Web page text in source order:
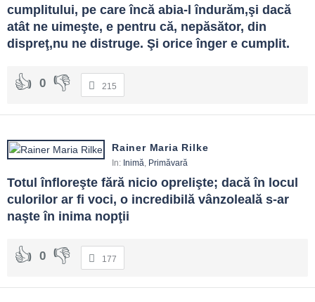
cumplitului, pe care încă abia-l îndurăm,şi dacă
atât ne uimeşte, e pentru că, nepăsător, din
dispreţ,nu ne distruge. Şi orice înger e cumplit.
0 215
Rainer Maria Rilke
In: Inimă, Primăvară
Totul înfloreşte fără nicio oprelişte; dacă în locul
culorilor ar fi voci, o incredibilă vânzoleală s-ar
naşte în inima nopţii
0 177